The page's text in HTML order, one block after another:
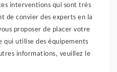
interventions qui sont très
de convier des experts en la
proposer de placer votre
qui utilise des équipements
informations, veuillez le